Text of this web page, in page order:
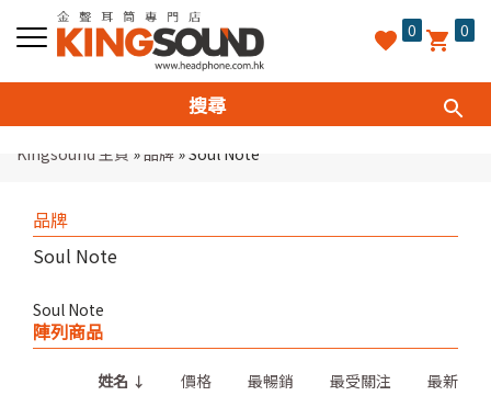
0 0
Kingsound 主頁 »品牌 »Soul Note
品牌
Soul Note
Soul Note
陣列商品
姓名 價格 最暢銷 最受關注 最新